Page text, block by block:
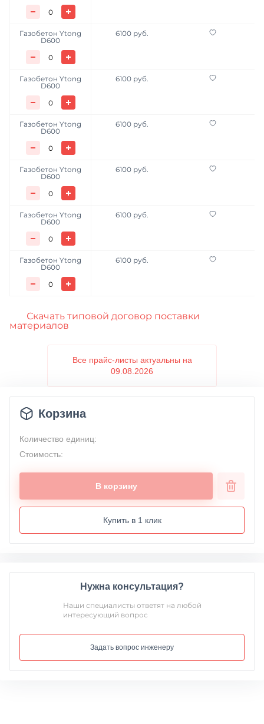
Газобетон Ytong
D600
6100 руб.
Газобетон Ytong
D600
6100 руб.
Газобетон Ytong
D600
6100 руб.
Газобетон Ytong
D600
6100 руб.
Газобетон Ytong
D600
6100 руб.
Газобетон Ytong
D600
6100 руб.
Скачать типовой договор поставки
материалов
Все прайс-листы актуальны на
09.08.2026
Корзина
Количество единиц:
Стоимость:
В корзину
Купить в 1 клик
Нужна консультация?
Наши специалисты ответят на любой
интересующий вопрос
Задать вопрос инженеру